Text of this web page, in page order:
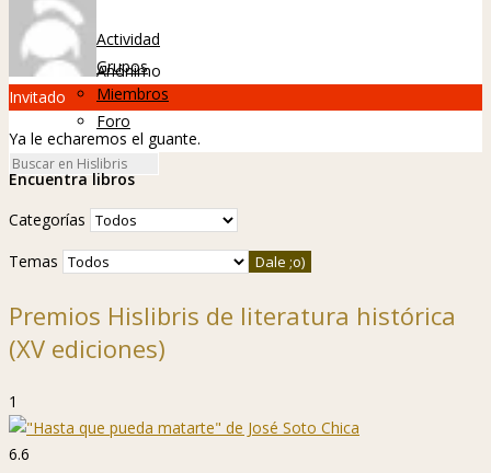
Hislibreños
Actividad
Grupos
Miembros
Foro
Anónimo
Invitado
Ya le echaremos el guante.
Encuentra libros
Categorías
Temas
Premios Hislibris de literatura histórica
(XV ediciones)
1
6.6